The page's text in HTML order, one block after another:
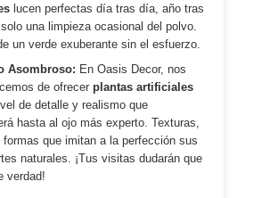
lucen perfectas día tras día, año tras
una limpieza ocasional del polvo.
un verde exuberante sin el esfuerzo.
Asombroso: En Oasis Decor, nos
de ofrecerplantas artificiales
de detalle y realismo que
hasta al ojo más experto. Texturas,
que imitan a la perfección sus
naturales. ¡Tus visitas dudarán que
verdad!